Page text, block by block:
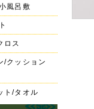
風呂敷
ロス
/クッション
ト/タオル